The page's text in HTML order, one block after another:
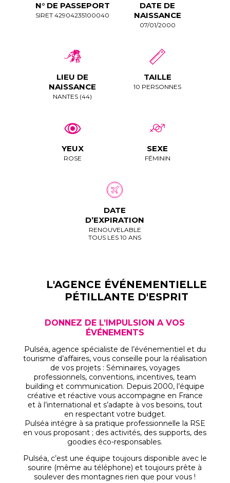
N° DE PASSEPORT
SIRET 42904235100040
DATE DE
NAISSANCE
07/01/2000
LIEU DE
NAISSANCE
NANTES (44)
TAILLE
10 PERSONNES
YEUX
ROSE
SEXE
FÉMININ
DATE
D’EXPIRATION
RENOUVELABLE
TOUS LES 10 ANS
L'AGENCE ÉVÉNEMENTIELLE
PÉTILLANTE D'ESPRIT
DONNEZ DE L’IMPULSION A VOS
ÉVÉNEMENTS
Pulséa, agence spécialiste de l’événementiel et du
tourisme d’affaires, vous conseille pour la réalisation
de vos projets : Séminaires, voyages
professionnels, conventions, incentives, team
building et communication. Depuis 2000, l’équipe
créative et réactive vous accompagne en France
et à l’international et s’adapte à vos besoins, tout
en respectant votre budget.
Pulséa intégre à sa pratique professionnelle la RSE
en vous proposant ; des activités, des supports, des
goodies éco-responsables.
Pulséa, c’est une équipe toujours disponible avec le
sourire (même au téléphone) et toujours prête à
soulever des montagnes rien que pour vous !